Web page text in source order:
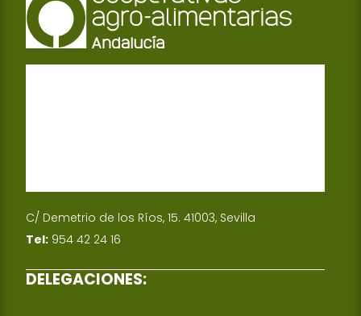
C/ Demetrio de los Ríos, 15. 41003, Sevilla
Tel: 954 42 24 16
DELEGACIONES: